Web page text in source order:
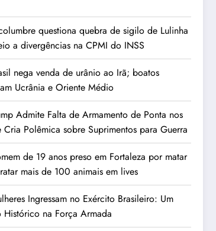
questiona quebra de sigilo de Lulinha
a divergências na CPMI do INSS
nega venda de urânio ao Irã; boatos
Ucrânia e Oriente Médio
Admite Falta de Armamento de Ponta nos
Cria Polêmica sobre Suprimentos para Guerra
de 19 anos preso em Fortaleza por matar
mais de 100 animais em lives
Ingressam no Exército Brasileiro: Um
Histórico na Força Armada